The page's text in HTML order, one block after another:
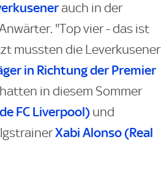
auch in der
"Top vier - das ist
mussten die Leverkusener
in Richtung der Premier
in diesem Sommer
FC Liverpool) und
Xabi Alonso (Real